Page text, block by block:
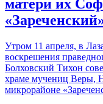
матери их
Утром 11 апреля, в
воскрешения
Болховский Тихон
храме мучениц Веры,
микрорайоне